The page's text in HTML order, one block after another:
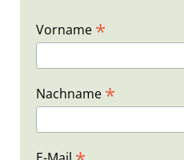
Vorname *
Nachname *